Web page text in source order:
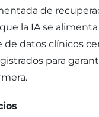
de
la IA se alimenta
datos clínicos
para